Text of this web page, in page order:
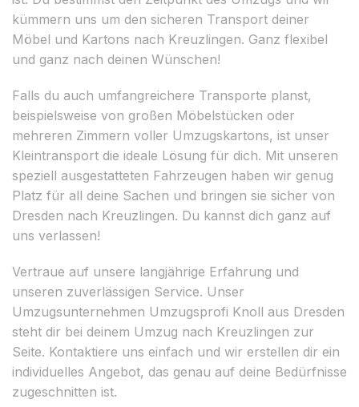
kümmern uns um den sicheren Transport deiner
Möbel und Kartons nach Kreuzlingen. Ganz flexibel
und ganz nach deinen Wünschen!
Falls du auch umfangreichere Transporte planst,
beispielsweise von großen Möbelstücken oder
mehreren Zimmern voller Umzugskartons, ist unser
Kleintransport die ideale Lösung für dich. Mit unseren
speziell ausgestatteten Fahrzeugen haben wir genug
Platz für all deine Sachen und bringen sie sicher von
Dresden nach Kreuzlingen. Du kannst dich ganz auf
uns verlassen!
Vertraue auf unsere langjährige Erfahrung und
unseren zuverlässigen Service. Unser
Umzugsunternehmen Umzugsprofi Knoll aus Dresden
steht dir bei deinem Umzug nach Kreuzlingen zur
Seite. Kontaktiere uns einfach und wir erstellen dir ein
individuelles Angebot, das genau auf deine Bedürfnisse
zugeschnitten ist.